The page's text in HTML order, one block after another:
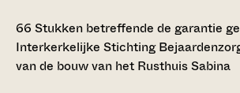
66 Stukken betreffende de garantie
Interkerkelijke Stichting
van de bouw van het Rusthuis Sabina